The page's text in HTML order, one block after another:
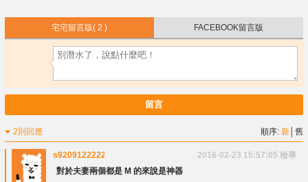
宅宅留言版( 2 ) FACEBOOK留言版
留言
2則回應 順序:新 │舊
s9209122222 2016-02-23 15:57:05 檢舉
對於夫妻兩個都是 M 的來說是神器